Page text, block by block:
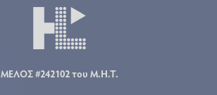
ΜΕΛΟΣ #242102 του Μ.Η.Τ.